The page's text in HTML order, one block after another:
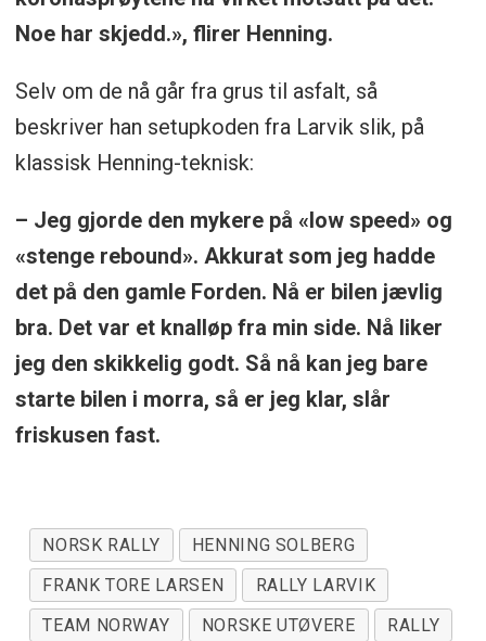
Noe har skjedd.», flirer Henning.
Selv om de nå går fra grus til asfalt, så
beskriver han setupkoden fra Larvik slik, på
klassisk Henning-teknisk:
– Jeg gjorde den mykere på «low speed» og
«stenge rebound». Akkurat som jeg hadde
det på den gamle Forden. Nå er bilen jævlig
bra. Det var et knalløp fra min side. Nå liker
jeg den skikkelig godt. Så nå kan jeg bare
starte bilen i morra, så er jeg klar, slår
friskusen fast.
NORSK RALLY
HENNING SOLBERG
FRANK TORE LARSEN
RALLY LARVIK
TEAM NORWAY
NORSKE UTØVERE RALLY